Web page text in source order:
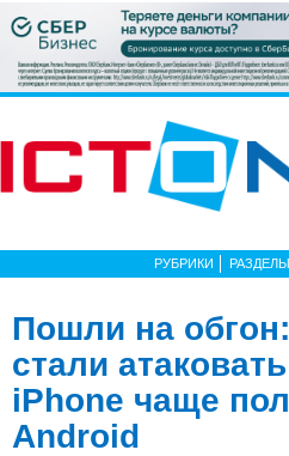
РУБРИКИ РАЗДЕЛЫ
Пошли на
стали
iPhone чаще
Android